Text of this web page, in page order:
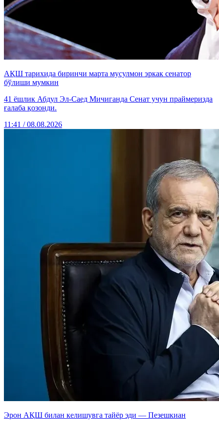
АҚШ тарихида биринчи марта мусулмон эркак сенатор
бўлиши мумкин
41 ёшлик Абдул Эл-Саед Мичиганда Сенат учун праймеризда
ғалаба қозонди.
11:41 / 08.08.2026
Эрон АҚШ билан келишувга тайёр эди — Пезешкиан